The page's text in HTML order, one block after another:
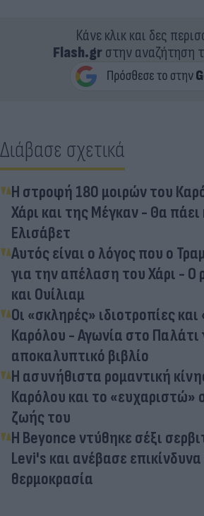
Κάνε κλικ και δες
Flash.grστην αναζήτηση
Διάβασε σχετικά
Η στροφή 180 μοιρών του
Χάρι και της Μέγκαν - Θα
Ελισάβετ
Αυτός είναι ο λόγος που ο
για την απέλαση του Χάρι - Ο
και Ουίλιαμ
Οι «σκληρές» ιδιοτροπίες
Καρόλου - Αγωνία στο Παλάτι
αποκαλυπτικό βιβλίο
Η ασυνήθιστα ρομαντική
Καρόλου και το «ευχαριστώ»
ζωής του
Η Beyonce ντύθηκε σέξι
Levi's και ανέβασε
θερμοκρασία